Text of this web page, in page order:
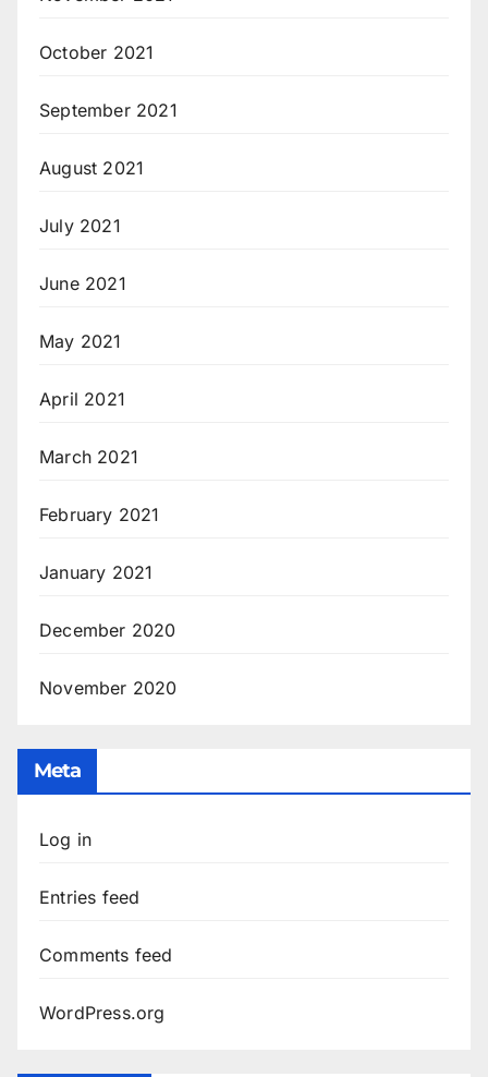
October 2021
September 2021
August 2021
July 2021
June 2021
May 2021
April 2021
March 2021
February 2021
January 2021
December 2020
November 2020
Meta
Log in
Entries feed
Comments feed
WordPress.org